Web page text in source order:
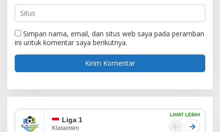
Simpan nama, email, dan situs web saya pada peramban
ini untuk komentar saya berikutnya.
Liga 1
Klasemen
LIHAT LEBIH